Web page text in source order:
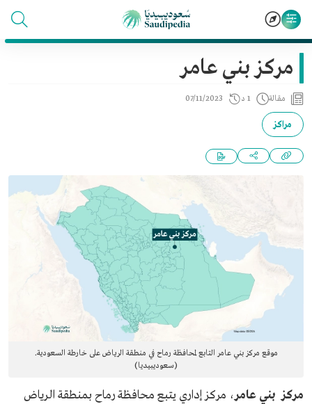
مركز بني عامر
مقالة 1 د 07/11/2023
مراكز
موقع مركز بني عامر التابع لمحافظة رماح في منطقة الرياض على خارطة السعودية.
(سعوديبيديا)
مركز بني عامر، مركز إداري يتبع محافظة رماح بمنطقة الرياض